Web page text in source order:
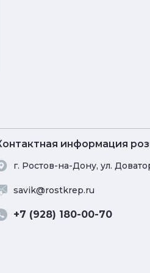
информация
г. Ростов-на-Дону, ул.
savik@rostkrep.ru
+7 (928) 180-00-70